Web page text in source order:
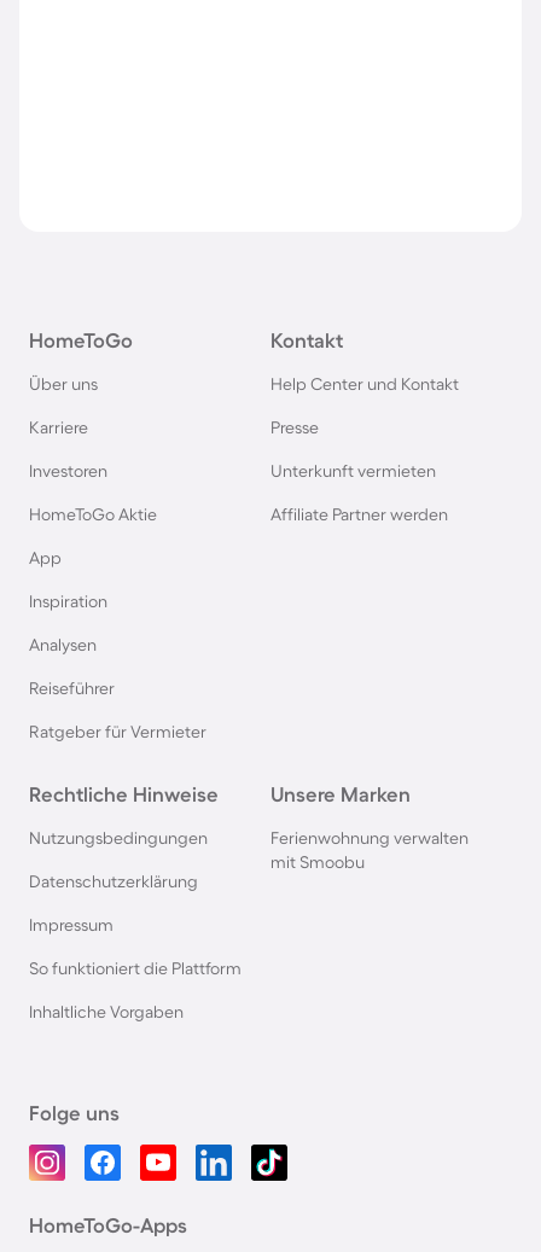
HomeToGo
Über uns
Karriere
Investoren
HomeToGo Aktie
App
Inspiration
Analysen
Reiseführer
Ratgeber für Vermieter
Kontakt
Help Center und Kontakt
Presse
Unterkunft vermieten
Affiliate Partner werden
Rechtliche Hinweise
Nutzungsbedingungen
Datenschutzerklärung
Impressum
So funktioniert die Plattform
Inhaltliche Vorgaben
Unsere Marken
Ferienwohnung verwalten
mit Smoobu
Folge uns
HomeToGo-Apps